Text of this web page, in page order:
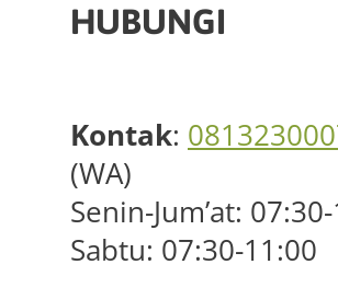
HUBUNGI
Kontak:
(WA)
Senin-Jum’at:
Sabtu: 07:30-11:00